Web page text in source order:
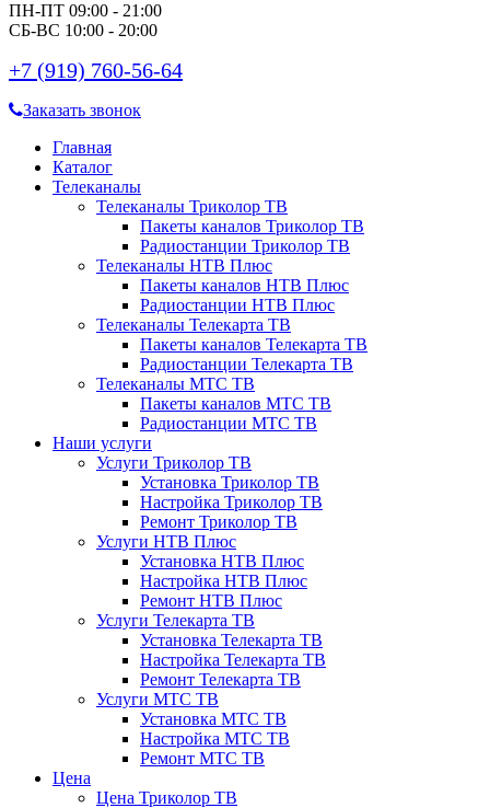
ПН-ПТ 09:00 - 21:00
СБ-ВС 10:00 - 20:00
+7 (919) 760-56-64
Заказать звонок
Главная
Каталог
Телеканалы
Телеканалы Триколор ТВ
Пакеты каналов Триколор ТВ
Радиостанции Триколор ТВ
Телеканалы НТВ Плюс
Пакеты каналов НТВ Плюс
Радиостанции НТВ Плюс
Телеканалы Телекарта ТВ
Пакеты каналов Телекарта ТВ
Радиостанции Телекарта ТВ
Телеканалы МТС ТВ
Пакеты каналов МТС ТВ
Радиостанции МТС ТВ
Наши услуги
Услуги Триколор ТВ
Установка Триколор ТВ
Настройка Триколор ТВ
Ремонт Триколор ТВ
Услуги НТВ Плюс
Установка НТВ Плюс
Настройка НТВ Плюс
Ремонт НТВ Плюс
Услуги Телекарта ТВ
Установка Телекарта ТВ
Настройка Телекарта ТВ
Ремонт Телекарта ТВ
Услуги МТС ТВ
Установка МТС ТВ
Настройка МТС ТВ
Ремонт МТС ТВ
Цена
Цена Триколор ТВ